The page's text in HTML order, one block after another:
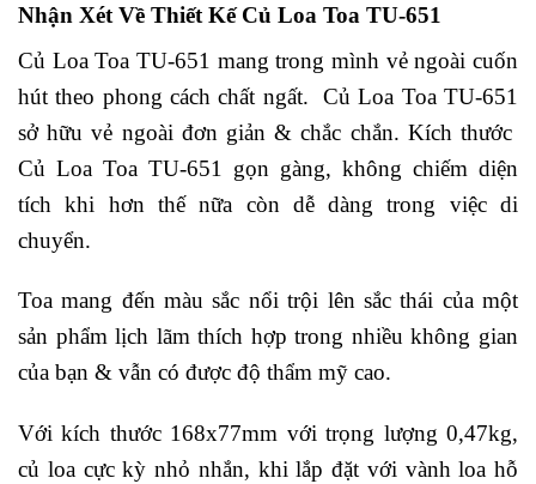
Nhận Xét Về Thiết Kế Củ Loa Toa TU-651
Củ Loa Toa TU-651 mang trong mình vẻ ngoài cuốn
hút theo phong cách chất ngất.
Củ Loa Toa TU-651
sở hữu vẻ ngoài đơn giản & chắc chắn. Kích thước
Củ Loa Toa TU-651 gọn gàng, không chiếm diện
tích khi hơn thế nữa còn dễ dàng trong việc di
chuyển.
Toa mang đến màu sắc nổi trội lên sắc thái của một
sản phẩm lịch lãm thích hợp trong nhiều không gian
của bạn & vẫn có được độ thẩm mỹ cao.
Với kích thước 168x77mm với trọng lượng 0,47kg,
củ loa cực kỳ nhỏ nhắn, khi lắp đặt với vành loa hỗ